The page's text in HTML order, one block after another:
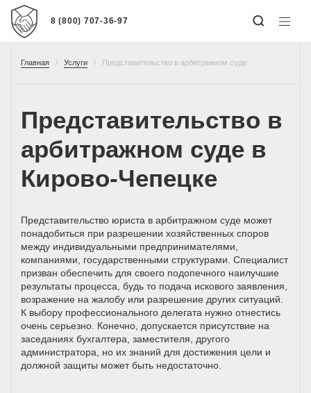
8 (800) 707-36-97
Главная Услуги Представительство в арбитражном суде
Представительство в
арбитражном суде в
Кирово-Чепецке
Представительство юриста в арбитражном суде может
понадобиться при разрешении хозяйственных споров
между индивидуальными предпринимателями,
компаниями, государственными структурами. Специалист
призван обеспечить для своего подопечного наилучшие
результаты процесса, будь то подача искового заявления,
возражение на жалобу или разрешение других ситуаций.
К выбору профессионального делегата нужно отнестись
очень серьезно. Конечно, допускается присутствие на
заседаниях бухгалтера, заместителя, другого
администратора, но их знаний для достижения цели и
должной защиты может быть недостаточно.